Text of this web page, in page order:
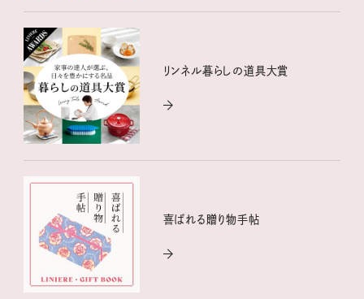
リンネル暮らしの道具大賞
喜ばれる贈り物手帖